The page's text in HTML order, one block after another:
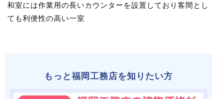
和室には作業用の長いカウンターを設置しており客間とし
ても利便性の高い一室
もっと福岡工務店を知りたい方